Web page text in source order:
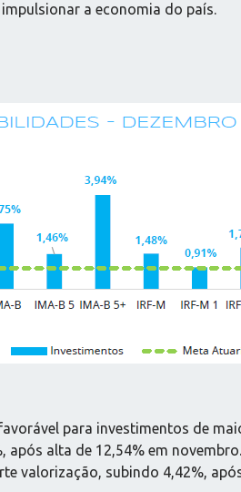
a economia do país.
para investimentos de
após alta de 12,54% em
valorização, subindo 4,42%,